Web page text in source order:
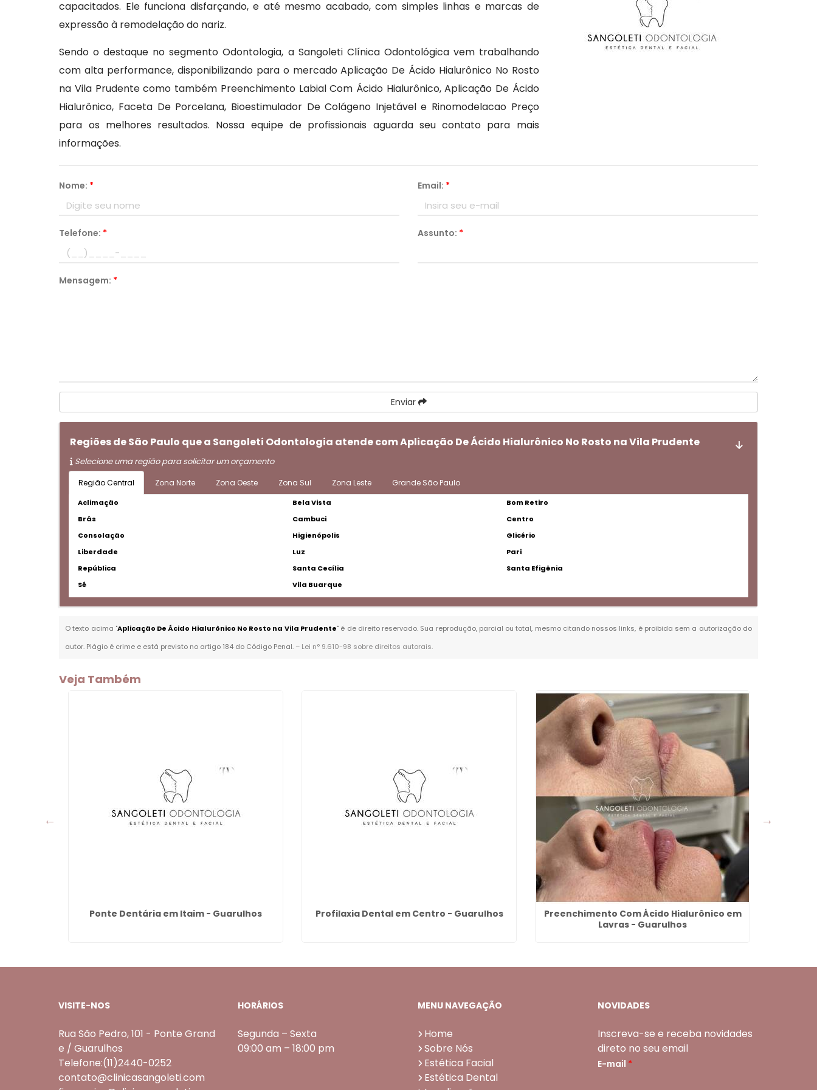
capacitados. Ele funciona disfarçando, e até mesmo acabado, com simples linhas e marcas de
expressão à remodelação do nariz.
Sendo o destaque no segmento Odontologia, a Sangoleti Clínica Odontológica vem trabalhando
com alta performance, disponibilizando para o mercado Aplicação De Ácido Hialurônico No Rosto
na Vila Prudente como também Preenchimento Labial Com Ácido Hialurônico, Aplicação De Ácido
Hialurônico, Faceta De Porcelana, Bioestimulador De Colágeno Injetável e Rinomodelacao Preço
para os melhores resultados. Nossa equipe de profissionais aguarda seu contato para mais
informações.
Nome: * Email: *
Telefone: * Assunto: *
Mensagem: *
Enviar
Regiões de São Paulo que a Sangoleti Odontologia atende com Aplicação De Ácido Hialurônico No Rosto na Vila Prudente
Selecione uma região para solicitar um orçamento
Região Central Zona Norte Zona Oeste Zona Sul Zona Leste Grande São Paulo
Aclimação Bela Vista
Bom Retiro
Brás
Cambuci
Centro
Consolação
Higienópolis
Glicério
Liberdade
Luz
Pari
República
Santa Cecília
Santa Efigênia
Sé
Vila Buarque
O texto acima "Aplicação De Ácido Hialurônico No Rosto na Vila Prudente" é de direito reservado. Sua reprodução, parcial ou total, mesmo citando nossos links, é proibida sem a autorização do
autor. Plágio é crime e está previsto no artigo 184 do Código Penal. – Lei n° 9.610-98 sobre direitos autorais.
Veja Também
Ponte Dentária em Itaim - Guarulhos Profilaxia Dental em Centro - Guarulhos
Preenchimento Com Ácido Hialurônico em
Lavras - Guarulhos
VISITE-NOS
Rua São Pedro, 101 - Ponte Grand
e / Guarulhos
Telefone:(11)2440-0252
contato@clinicasangoleti.com
HORÁRIOS
Segunda – Sexta
09:00 am – 18:00 pm
MENU NAVEGAÇÃO
Home
Sobre Nós
Estética Facial
Estética Dental
NOVIDADES
Inscreva-se e receba novidades
direto no seu email
E-mail *